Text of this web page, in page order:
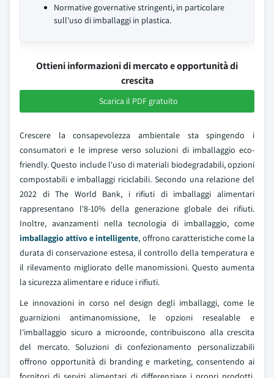
Normative governative stringenti, in particolare
sull'uso di imballaggi in plastica.
Ottieni informazioni di mercato e opportunità di
crescita
Scarica il PDF gratuito
Crescere la consapevolezza ambientale sta spingendo i
consumatori e le imprese verso soluzioni di imballaggio eco-
friendly. Questo include l'uso di materiali biodegradabili, opzioni
compostabili e imballaggi riciclabili. Secondo una relazione del
2022 di The World Bank, i rifiuti di imballaggi alimentari
rappresentano l'8-10% della generazione globale dei rifiuti.
Inoltre, avanzamenti nella tecnologia di imballaggio, come
imballaggio attivo e intelligente, offrono caratteristiche come la
durata di conservazione estesa, il controllo della temperatura e
il rilevamento migliorato delle manomissioni. Questo aumenta
la sicurezza alimentare e riduce i rifiuti.
Le innovazioni in corso nel design degli imballaggi, come le
guarnizioni antimanomissione, le opzioni resealable e
l'imballaggio sicuro a microonde, contribuiscono alla crescita
del mercato. Soluzioni di confezionamento personalizzabili
offrono opportunità di branding e marketing, consentendo ai